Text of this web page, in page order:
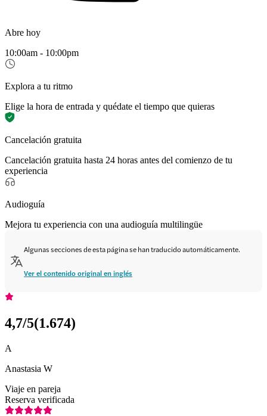
Abre hoy
10:00am - 10:00pm
Explora a tu ritmo
Elige la hora de entrada y quédate el tiempo que quieras
Cancelación gratuita
Cancelación gratuita hasta 24 horas antes del comienzo de tu
experiencia
Audioguía
Mejora tu experiencia con una audioguía multilingüe
Algunas secciones de esta página se han traducido automáticamente.
Ver el contenido original en inglés
4,7/5(1.674)
A
Anastasia W
Viaje en pareja
Reserva verificada